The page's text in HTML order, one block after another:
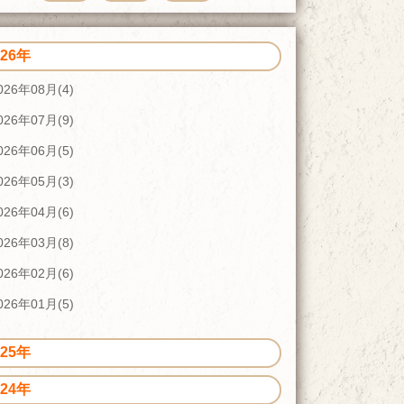
年
年08月(4)
年07月(9)
年06月(5)
年05月(3)
年04月(6)
年03月(8)
年02月(6)
年01月(5)
年
年